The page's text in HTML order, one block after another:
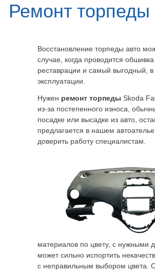
Ремонт
Восстановление торпеды авто
случае, когда проводится
реставрации и самый выгодный,
эксплуатации.
Нужен ремонт торпеды Skoda
из-за постепенного износа,
посадке или высадке из авто,
предлагается в нашем
доверить работу специалистам.
материалов по цвету, с нужными
может сильно испортить
с неправильным выбором цвета.